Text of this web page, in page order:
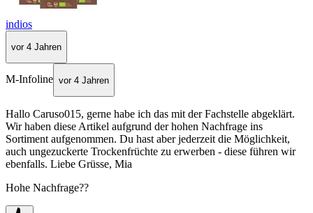
indios
vor 4 Jahren
M-Infoline vor 4 Jahren
Hallo Caruso015, gerne habe ich das mit der Fachstelle abgeklärt.
Wir haben diese Artikel aufgrund der hohen Nachfrage ins
Sortiment aufgenommen. Du hast aber jederzeit die Möglichkeit,
auch ungezuckerte Trockenfrüchte zu erwerben - diese führen wir
ebenfalls. Liebe Grüsse, Mia
Hohe Nachfrage??